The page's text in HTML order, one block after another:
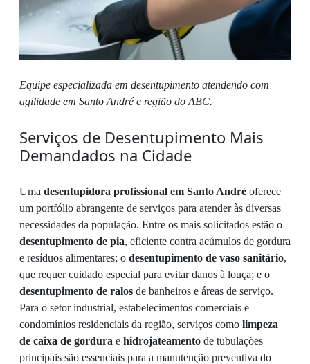
Equipe especializada em desentupimento atendendo com
agilidade em Santo André e região do ABC.
Serviços de Desentupimento Mais
Demandados na Cidade
Uma desentupidora profissional em Santo André oferece
um portfólio abrangente de serviços para atender às diversas
necessidades da população. Entre os mais solicitados estão o
desentupimento de pia, eficiente contra acúmulos de gordura
e resíduos alimentares; o desentupimento de vaso sanitário,
que requer cuidado especial para evitar danos à louça; e o
desentupimento de ralos de banheiros e áreas de serviço.
Para o setor industrial, estabelecimentos comerciais e
condomínios residenciais da região, serviços como limpeza
de caixa de gordura e hidrojateamento de tubulações
principais são essenciais para a manutenção preventiva do